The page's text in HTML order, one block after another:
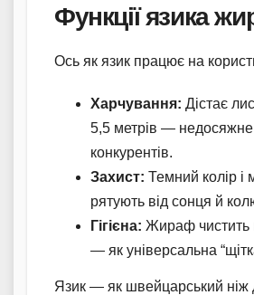
Функції язика
Ось як язик працює на
Харчування: Дістає
5,5 метрів —
конкурентів.
Захист: Темний колір і
рятують від сонця й
Гігієна: Жираф чистить
— як універсальна
Язик — як швейцарський